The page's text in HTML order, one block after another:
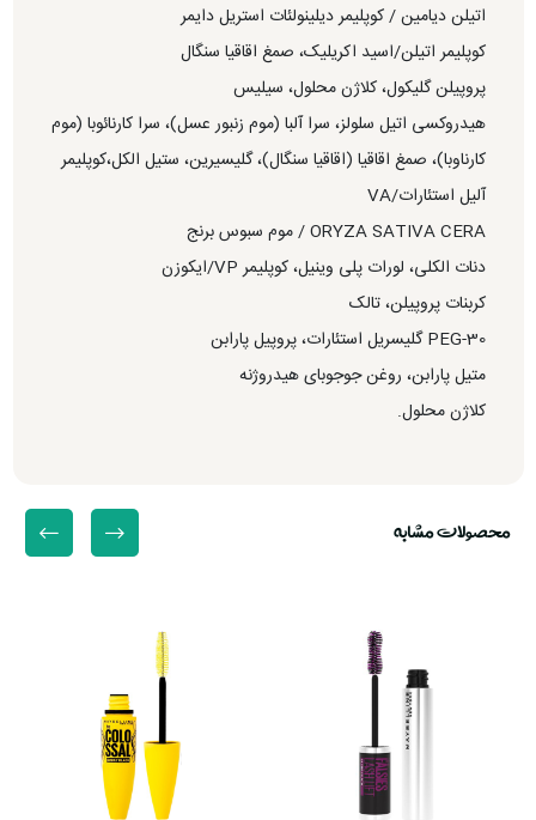
اتیلن دیامین / کوپلیمر دیلینولئات استریل دایمر
کوپلیمر اتیلن/اسید اکریلیک، صمغ اقاقیا سنگال
پروپیلن گلیکول، کلاژن محلول، سیلیس
هیدروکسی اتیل سلولز، سرا آلبا (موم زنبور عسل)، سرا کارنائوبا (موم
کارناوبا)، صمغ اقاقیا (اقاقیا سنگال)، گلیسیرین، ستیل الکل،کوپلیمر
آلیل استئارات/VA
ORYZA SATIVA CERA / موم سبوس برنج
دنات الکلی، لورات پلی وینیل، کوپلیمر VP/ایکوزن
کربنات پروپیلن، تالک
PEG-30 گلیسریل استئارات، پروپیل پارابن
متیل پارابن، روغن جوجوبای هیدروژنه
کلاژن محلول.
محصولات مشابه